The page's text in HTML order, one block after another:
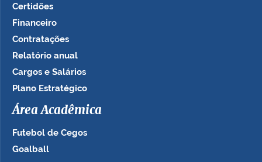
Certidões
Financeiro
Contratações
Relatório anual
Cargos e Salários
Plano Estratégico
Área Acadêmica
Futebol de Cegos
Goalball